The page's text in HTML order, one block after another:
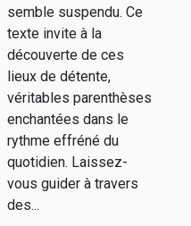
semble suspendu. Ce
texte invite à la
découverte de ces
lieux de détente,
véritables parenthèses
enchantées dans le
rythme effréné du
quotidien. Laissez-
vous guider à travers
des...